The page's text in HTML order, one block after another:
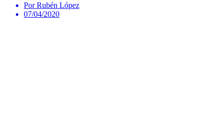
Por Rubén López
07/04/2020